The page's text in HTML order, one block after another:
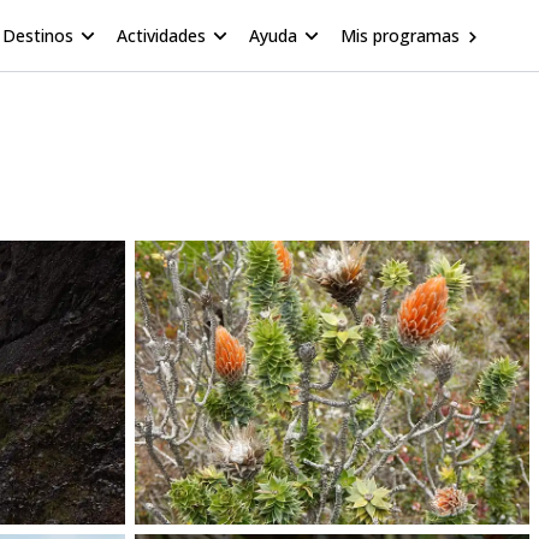
Destinos Actividades Ayuda Mis programas